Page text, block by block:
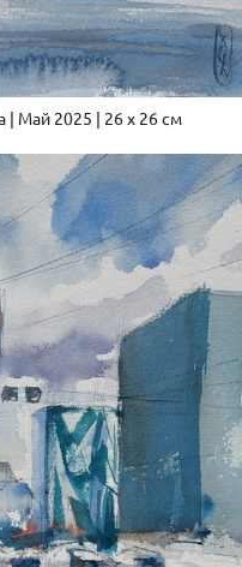
| Май 2025 | 26 x 26 см